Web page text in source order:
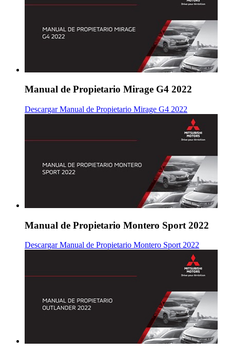
Manual de Propietario Mirage G4 2022
Descargar Manual de Propietario Mirage G4 2022
Manual de Propietario Montero Sport 2022
Descargar Manual de Propietario Montero Sport 2022